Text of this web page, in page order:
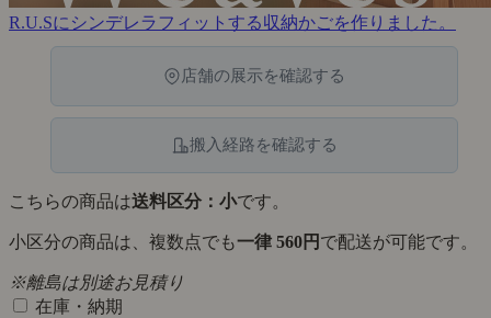
R.U.Sにシンデレラフィットする収納かごを作りました。
店舗の展示を確認する
搬入経路を確認する
こちらの商品は送料区分：小です。
小区分の商品は、複数点でも一律 560円 で配送が可能です。
※離島は別途お見積り
在庫・納期